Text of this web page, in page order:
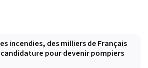
incendies, des milliers de Français
pour devenir pompiers